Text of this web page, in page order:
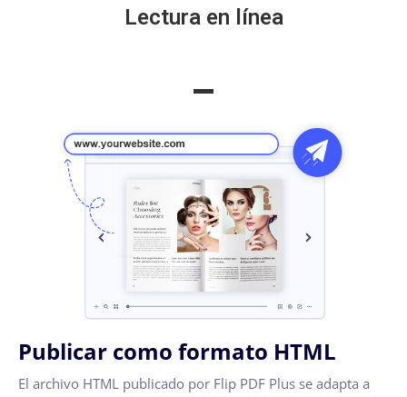
Lectura en línea
Publicar como formato HTML
El archivo HTML publicado por Flip PDF Plus se adapta a